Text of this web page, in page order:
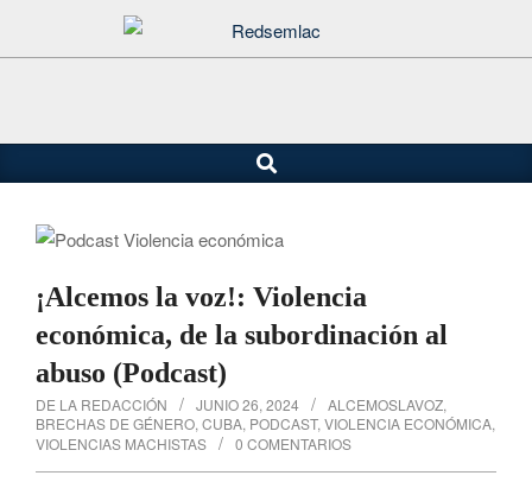
de
principal
Buscar
¡Alcemos la voz!: Violencia
económica, de la subordinación al
abuso (Podcast)
DE LA REDACCIÓN JUNIO 26, 2024 ALCEMOSLAVOZ,
BRECHAS DE GÉNERO, CUBA, PODCAST, VIOLENCIA ECONÓMICA,
VIOLENCIAS MACHISTAS
0 COMENTARIOS